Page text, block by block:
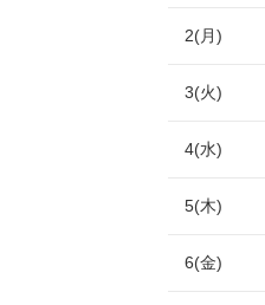
2(月)
3(火)
4(水)
5(木)
6(金)